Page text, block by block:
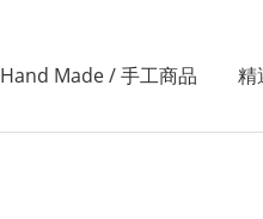
Hand Made / 手工商品 精